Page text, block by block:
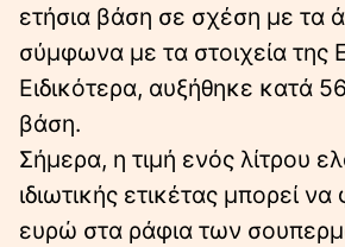
ετήσια βάση σε σχέση με τα
σύμφωνα με τα στοιχεία της
Ειδικότερα, αυξήθηκε κατά
βάση.
Σήμερα, η τιμή ενός λίτρου
ιδιωτικής ετικέτας μπορεί
ευρώ στα ράφια των